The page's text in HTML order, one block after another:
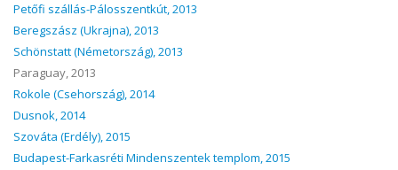
Petőfi szállás-Pálosszentkút, 2013
Beregszász (Ukrajna), 2013
Schönstatt (Németország), 2013
Paraguay, 2013
Rokole (Csehország), 2014
Dusnok, 2014
Szováta (Erdély), 2015
Budapest-Farkasréti Mindenszentek templom, 2015